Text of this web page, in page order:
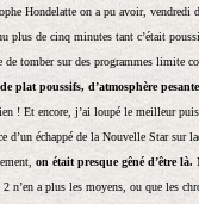
Hondelatte on a pu avoir, vendredi
plus de cinq minutes tant c’était
de tomber sur des programmes limite
plat poussifs, d’atmosphère pesante
! Et encore, j’ai loupé le meilleur
d’un échappé de la Nouvelle Star sur
on était presque gêné d’être là.
2 n’en a plus les moyens, ou que les